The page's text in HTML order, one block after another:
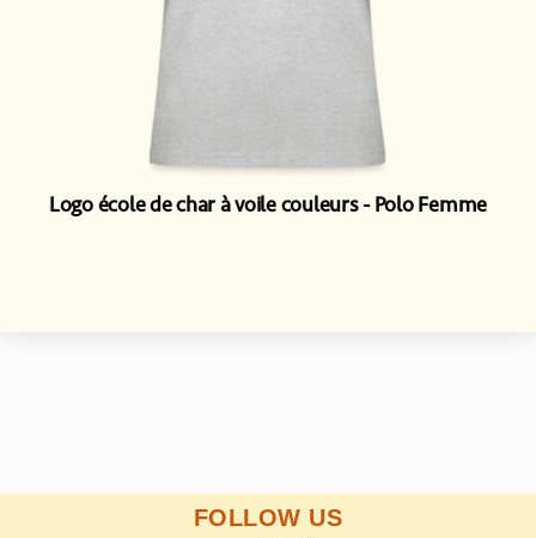
Logo école de char à voile couleurs Polo Femme
FOLLOW US